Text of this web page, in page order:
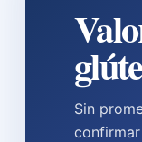
Sin